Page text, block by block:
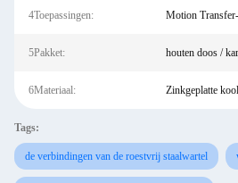
4Toepassingen: Motion
5Pakket: houten doos /
6Materiaal: Zinkgeplatte
Tags:
de verbindingen van de roestvrij staalwartel